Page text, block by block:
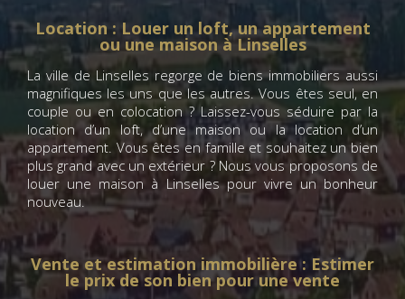
Location : Louer un loft, un appartement
ou une maison à Linselles
La ville de Linselles regorge de biens immobiliers aussi
magnifiques les uns que les autres. Vous êtes seul, en
couple ou en colocation ? Laissez-vous séduire par la
location d’un loft, d’une maison ou la location d’un
appartement. Vous êtes en famille et souhaitez un bien
plus grand avec un extérieur ? Nous vous proposons de
louer une maison à Linselles pour vivre un bonheur
nouveau.
Vente et estimation immobilière : Estimer
le prix de son bien pour une vente